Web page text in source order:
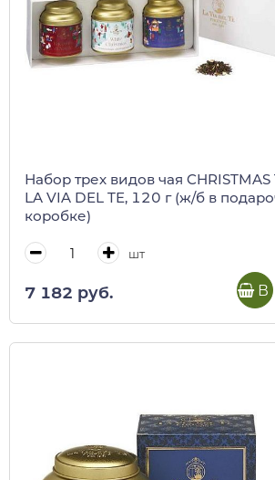
Набор трех видов чая CHRISTMAS
LA VIA DEL TE, 120 г (ж/б в
коробке)
шт
7 182 руб. В